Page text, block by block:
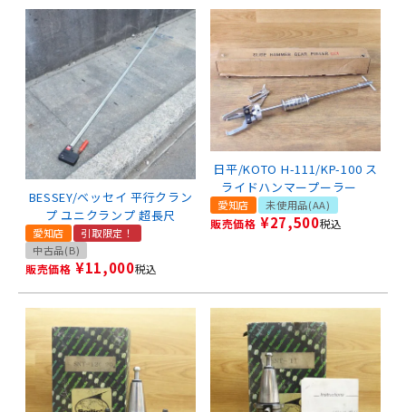
BESSEY/ベッセイ 平行クラン
プ ユニクランプ 超長尺
愛知店
引取限定！
中古品(B)
販売価格 ¥11,000税込
日平/KOTO H-111/KP-100 ス
ライドハンマープーラー
愛知店 未使用品(AA)
販売価格 ¥27,500税込